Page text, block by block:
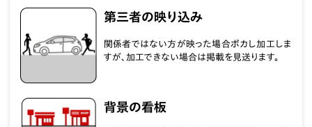
第三者の映り込み
関係者ではない方が映った場合ボカし加工しま
すが、加工できない場合は掲載を見送ります。
背景の看板